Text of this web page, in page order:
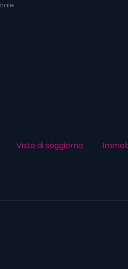
Visto di soggiorno